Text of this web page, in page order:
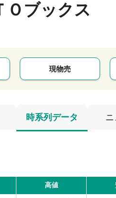
Ｏブックス
現物売
時系列データ ニ
高値